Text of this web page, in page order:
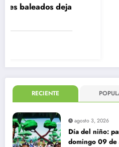
Detienen a
robo a
RECIENTE
agosto 3, 2026
Día del niño:
domingo 09 de